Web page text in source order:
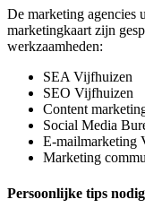
De marketing agencies
marketingkaart zijn
werkzaamheden:
SEA Vijfhuizen
SEO Vijfhuizen
Content
Social Media
E-mailmarketing
Marketing
Persoonlijke tips